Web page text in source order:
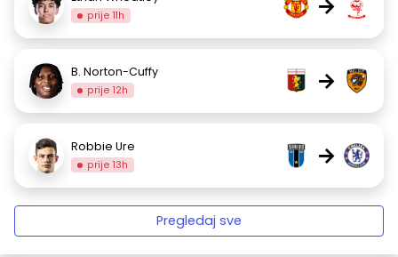
prije 11h
B. Norton-Cuffy
prije 12h →
Robbie Ure
prije 13h →
Pregledaj sve